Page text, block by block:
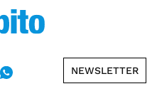
NEWSLETTER